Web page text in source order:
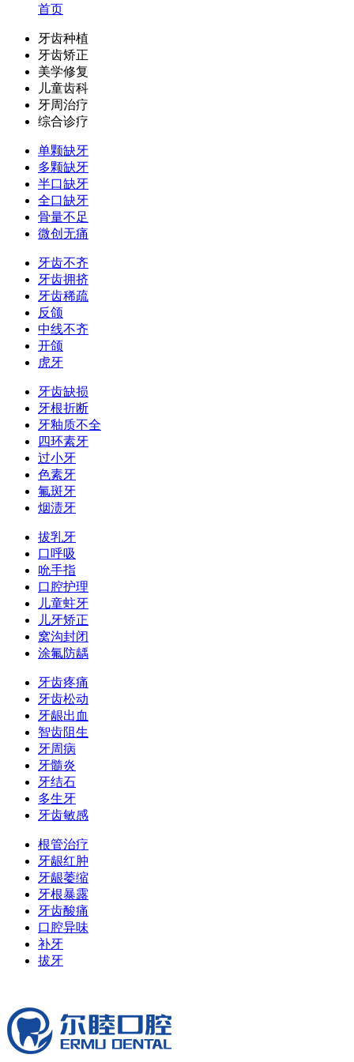
首页
牙齿种植
牙齿矫正
美学修复
儿童齿科
牙周治疗
综合诊疗
单颗缺牙
多颗缺牙
半口缺牙
全口缺牙
骨量不足
微创无痛
牙齿不齐
牙齿拥挤
牙齿稀疏
反颌
中线不齐
开颌
虎牙
牙齿缺损
牙根折断
牙釉质不全
四环素牙
过小牙
色素牙
氟斑牙
烟渍牙
拔乳牙
口呼吸
吮手指
口腔护理
儿童蛀牙
儿牙矫正
窝沟封闭
涂氟防龋
牙齿疼痛
牙齿松动
牙龈出血
智齿阻生
牙周病
牙髓炎
牙结石
多生牙
牙齿敏感
根管治疗
牙龈红肿
牙龈萎缩
牙根暴露
牙齿酸痛
口腔异味
补牙
拔牙